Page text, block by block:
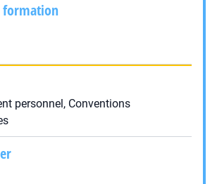
formation
personnel, Conventions